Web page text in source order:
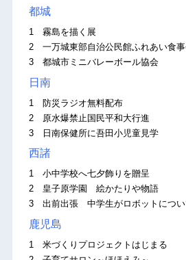
都城
1 霧島を描く展
2 一万城東部自治公民館ふれあい食
3 都城市ミニバレーボール協会
日南
1 防災ラジオ無料配布
2 原水爆禁止国民平和大行進
3 日南保健所に吾田小児童見学
西諸
1 小中学校へ七夕飾りを贈呈
2 皇子原学園 絵かたりや物語
3 出前出張 中学生がロボットについ
鹿児島
1 米づくりプロジェクトはじまる